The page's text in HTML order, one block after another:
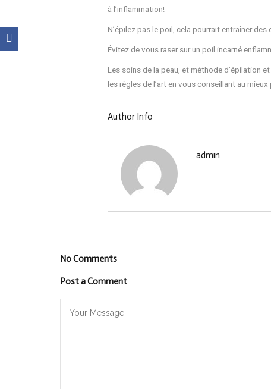
à l’inflammation!
N’épilez pas le poil, cela pourrait entraîner
Évitez de vous raser sur un poil incarné
Les soins de la peau, et méthode d’épilation
les règles de l’art en vous conseillant au
Author Info
admin
No Comments
Post a Comment